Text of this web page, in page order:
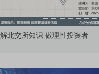
北交所知识 做理性投资者